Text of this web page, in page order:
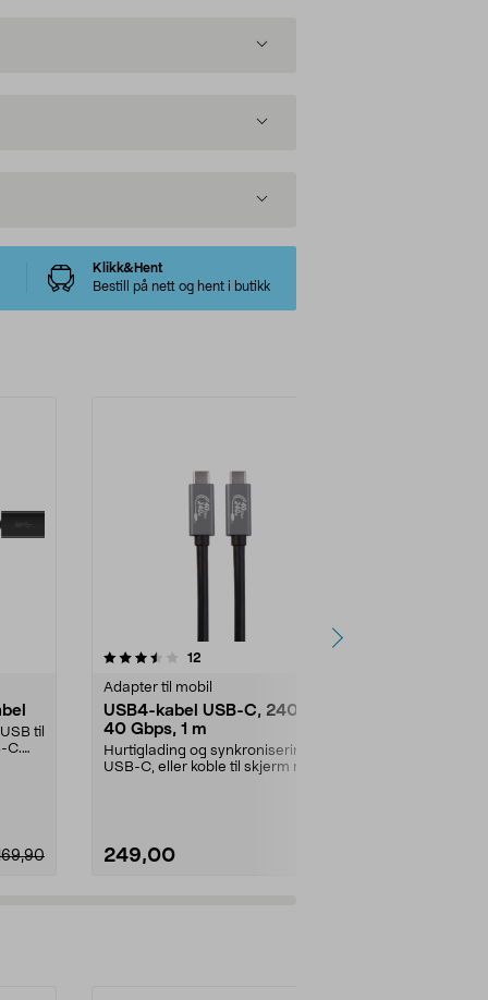
Klikk&Hent
Bestill på nett og hent i butikk
til
C.
12
Adapter til mobil
USB4-kabel USB-C, 240 W,
40 Gbps, 1 m
Hurtiglading og synkronisering via
USB-C, eller koble til skjerm med
249,00
4.5 av 5 stjerner